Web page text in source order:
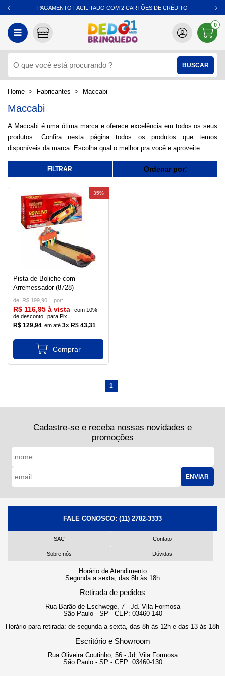
PAGAMENTO FACILITADO COM 2 CARTÕES DE CRÉDITO
0
Fabricantes Maccabi
Maccabi
A Maccabi é uma ótima marca e oferece excelência em todos os seus
produtos. Confira nesta página todos os produtos que temos
disponíveis da marca. Escolha qual o melhor pra você e aproveite.
Ordenar por:
Pista de Boliche com
Arremessador (8728)
de: R$ 199,90
R$ 129,94 3x R$ 43,31
R$ 116,95 à vista
com 10%
de desconto
para Pix
35%
1
Cadastre-se e receba nossas novidades e
promoções
ENVIAR
FALE CONOSCO: (11) 2782-3333
SAC Contato
Sobre nós Dúvidas
Horário de Atendimento
Segunda a sexta, das 8h às 18h
Retirada de pedidos
Rua Barão de Eschwege, 7 - Jd. Vila Formosa
São Paulo - SP - CEP: 03460-140
Horário para retirada: de segunda a sexta, das 8h às 12h e das 13 às 18h
Escritório e Showroom
Rua Oliveira Coutinho, 56 - Jd. Vila Formosa
São Paulo - SP - CEP: 03460-130